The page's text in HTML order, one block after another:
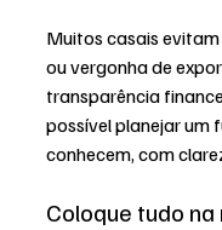
Muitos casais
ou vergonha de
transparência
possível planejar um
conhecem, com
Coloque tudo na